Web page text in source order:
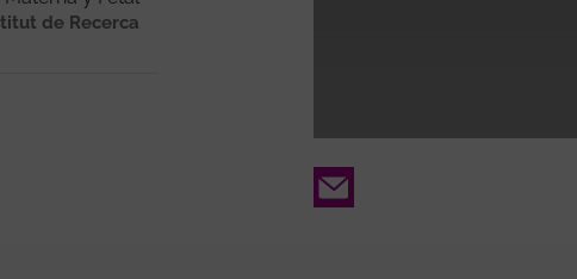
de Recerca
Email